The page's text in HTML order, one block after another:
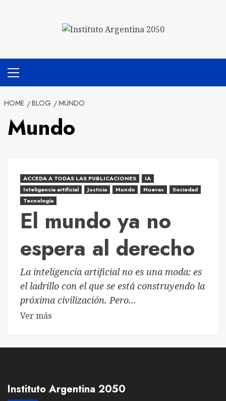
Menu
HOME BLOG MUNDO
Mundo
ACCEDA A TODAS LAS PUBLICACIONES
IA
Inteligencia artificial
Justicia Mundo Nuevas
Sociedad
Tecnología
El mundo ya no
espera al derecho
La inteligencia artificial no es una moda: es
el ladrillo con el que se está construyendo la
próxima civilización. Pero...
Ver más
Instituto Argentina 2050